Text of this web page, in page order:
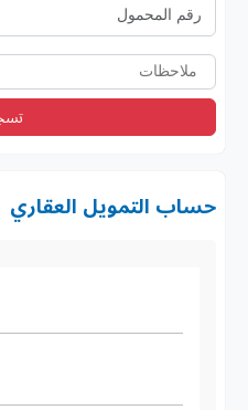
حساب التمويل العقاري